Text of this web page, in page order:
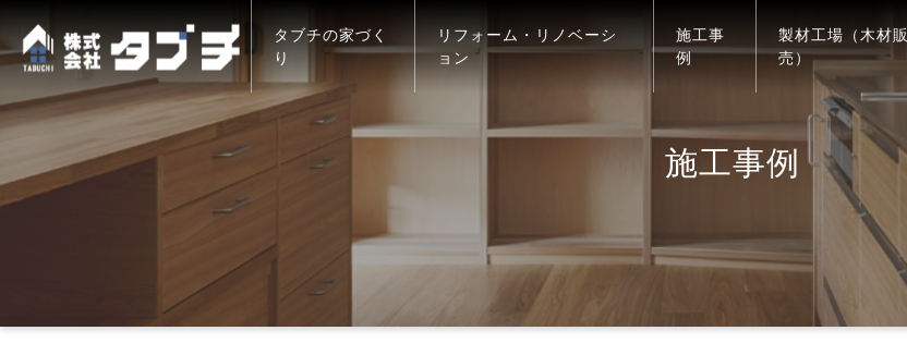
タブチの家づく
り
リフォーム・リノベーシ
ョン
施工事
例
製材工場（木材販
売）
施工事例